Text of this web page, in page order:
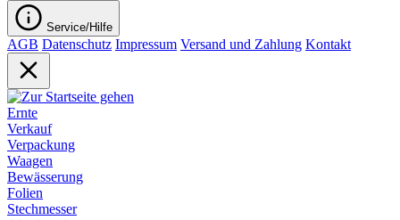
Service/Hilfe
AGB Datenschutz Impressum Versand und Zahlung Kontakt
Ernte
Verkauf
Verpackung
Waagen
Bewässerung
Folien
Stechmesser